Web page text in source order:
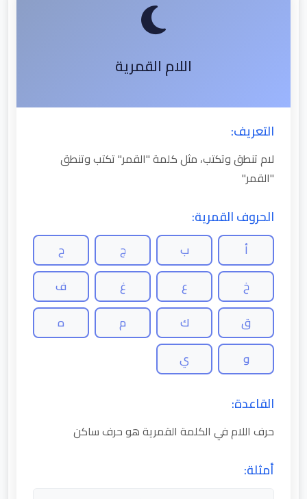
اللام القمرية
التعريف:
لام تنطق وتكتب، مثل كلمة "القمر" تكتب وتنطق
"القمر"
الحروف القمرية:
أ ب ج
ح
خ
ع غ
ف
ق
ك م
ه
و
ي
القاعدة:
حرف اللام في الكلمة القمرية هو حرف ساكن
أمثلة: